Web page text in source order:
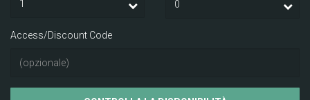
Access/Discount Code